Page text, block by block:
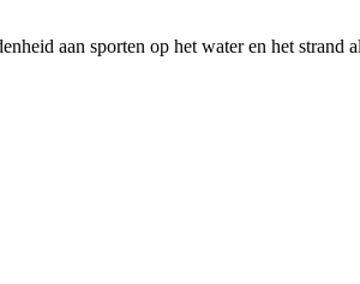
aan sporten op het water en het strand